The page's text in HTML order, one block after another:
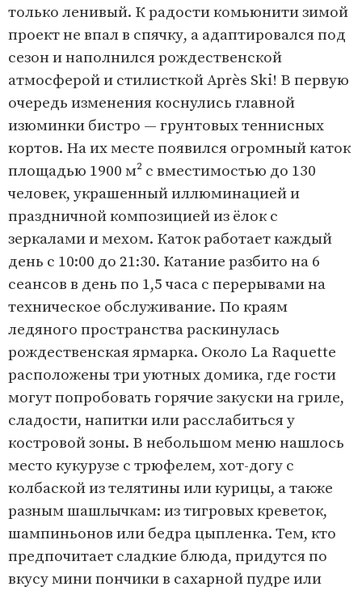
только ленивый. К радости комьюнити зимой
проект не впал в спячку, а адаптировался под
сезон и наполнился рождественской
атмосферой и стилисткой Après Ski! В первую
очередь изменения коснулись главной
изюминки бистро — грунтовых теннисных
кортов. На их месте появился огромный каток
площадью 1900 м² с вместимостью до 130
человек, украшенный иллюминацией и
праздничной композицией из ёлок с
зеркалами и мехом. Каток работает каждый
день с 10:00 до 21:30. Катание разбито на 6
сеансов в день по 1,5 часа с перерывами на
техническое обслуживание. По краям
ледяного пространства раскинулась
рождественская ярмарка. Около La Raquette
расположены три уютных домика, где гости
могут попробовать горячие закуски на гриле,
сладости, напитки или расслабиться у
костровой зоны. В небольшом меню нашлось
место кукурузе с трюфелем, хот-догу с
колбаской из телятины или курицы, а также
разным шашлычкам: из тигровых креветок,
шампиньонов или бедра цыпленка. Тем, кто
предпочитает сладкие блюда, придутся по
вкусу мини пончики в сахарной пудре или